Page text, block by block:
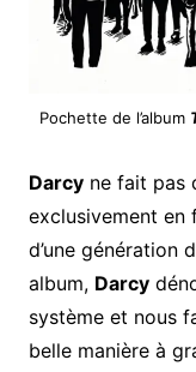
Pochette de l’album
Darcyne fait pas
exclusivement en
d’une génération
album, Darcy
système et nous
belle manière à